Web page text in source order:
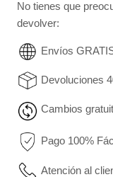
No tienes que
devolver:
Envíos
Devoluciones
Cambios
Pago 100%
Atención al